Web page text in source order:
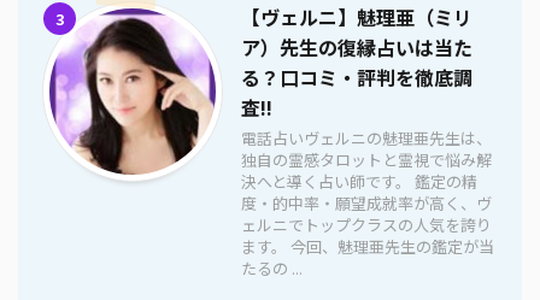
3
【ヴェルニ】魅理亜（ミリ
ア）先生の復縁占いは当た
る？口コミ・評判を徹底調
査!!
電話占いヴェルニの魅理亜先生は、
独自の霊感タロットと霊視で悩み解
決へと導く占い師です。 鑑定の精
度・的中率・願望成就率が高く、ヴ
ェルニでトップクラスの人気を誇り
ます。 今回、魅理亜先生の鑑定が当
たるの ...